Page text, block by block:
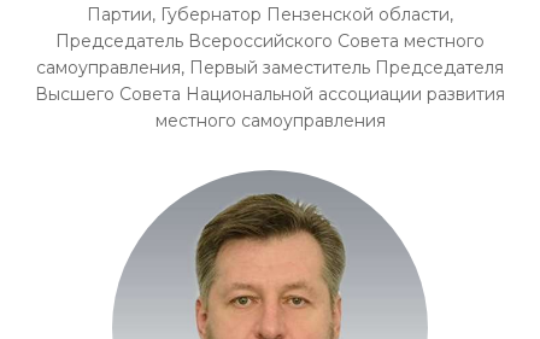
Партии, Губернатор Пензенской области,
Председатель Всероссийского Совета местного
самоуправления, Первый заместитель Председателя
Высшего Совета Национальной ассоциации развития
местного самоуправления